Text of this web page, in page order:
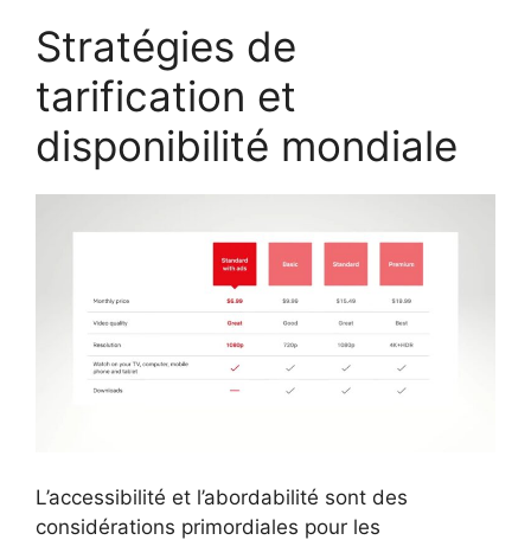
Stratégies de
tarification et
disponibilité mondiale
L’accessibilité et l’abordabilité sont des
considérations primordiales pour les